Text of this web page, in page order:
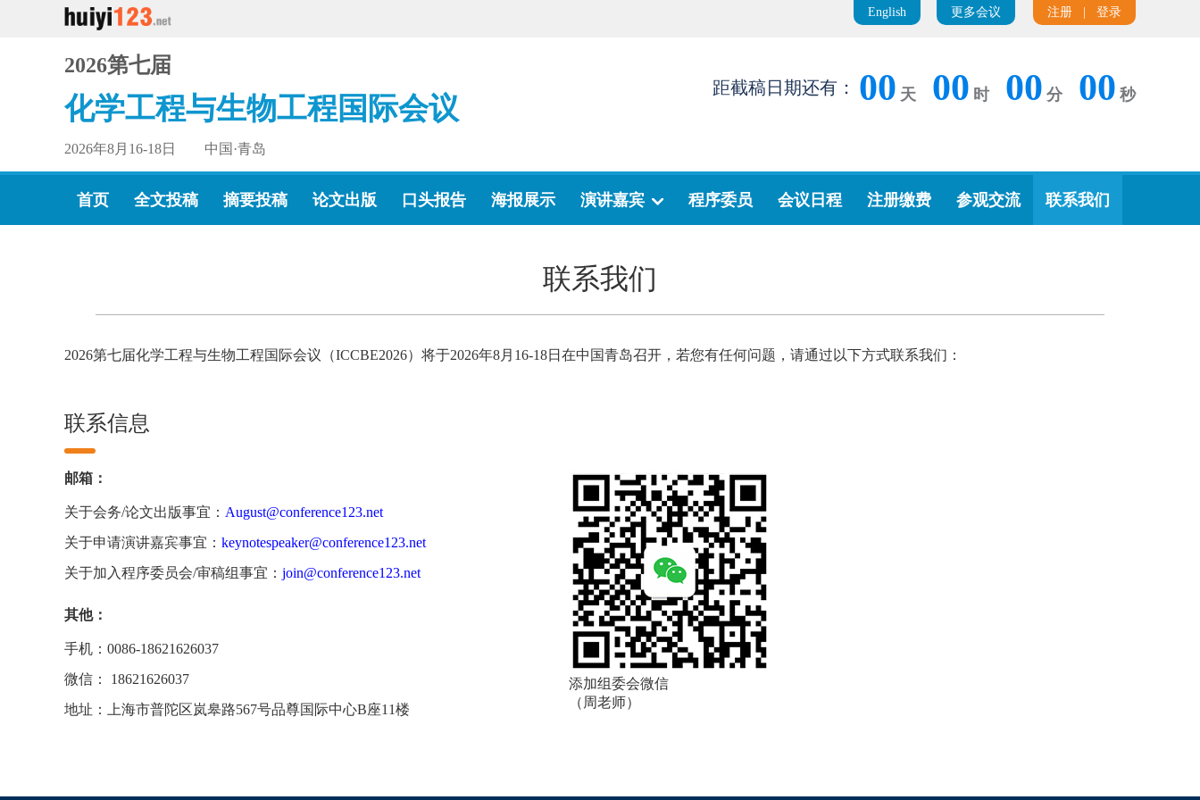
注册 登录
更多会议
English
2026第七届
化学工程与生物工程国际会议
2026年8月16-18日 中国·青岛
距截稿日期还有： 00 天 00 时 00 分 00 秒
首页 全文投稿 摘要投稿 论文出版 口头报告 海报展示 演讲嘉宾 程序委员 会议日程 注册缴费 参观交流 联系我们
联系我们
2026第七届化学工程与生物工程国际会议（ICCBE2026）将于2026年8月16-18日在中国青岛召开，若您有任何问题，请通过以下方式联系我们：
联系信息
邮箱：
关于会务/论文出版事宜： August@conference123.net
关于申请演讲嘉宾事宜： keynotespeaker@conference123.net
关于加入程序委员会/审稿组事宜： join@conference123.net
其他：
手机：0086-18621626037
微信： 18621626037
地址：上海市普陀区岚皋路567号品尊国际中心B座11楼
添加组委会微信
（周老师）